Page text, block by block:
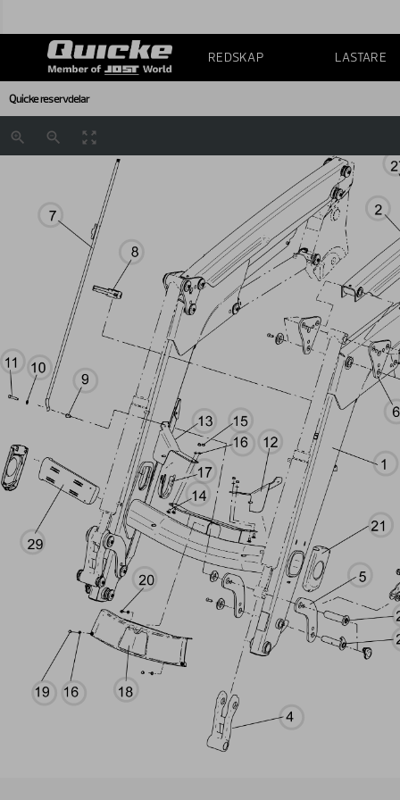
REDSKAP LASTARE
Quicke reservdelar